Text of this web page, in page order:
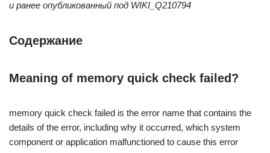
и ранее опубликованный под WIKI_Q210794
Содержание
Meaning of memory quick check failed?
memory quick check failed is the error name that contains the
details of the error, including why it occurred, which system
component or application malfunctioned to cause this error